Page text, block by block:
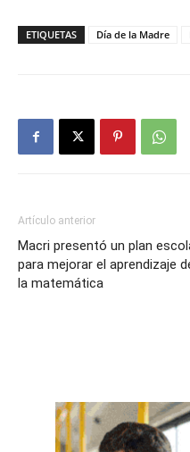
ETIQUETAS Día de la Madre
Artículo anterior
Macri presentó un plan
para mejorar el aprendizaje
la matemática